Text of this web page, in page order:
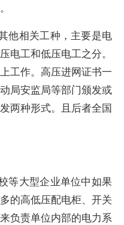
他相关工种，主要是电
电工和低压电工之分。
工作。高压进网证书一
局安监局等部门颁发或
两种形式。且后者全国
等大型企业单位中如果
的高低压配电柜、开关
负责单位内部的电力系